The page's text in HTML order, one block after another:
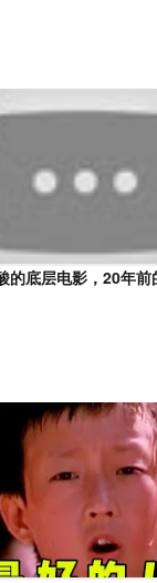
的底层电影，20年